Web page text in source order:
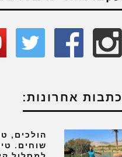
כתבות אחרונות:
הולכים,
שוחים.